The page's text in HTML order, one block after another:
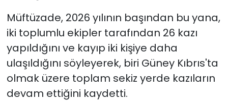
Müftüzade, 2026 yılının başından bu yana,
iki toplumlu ekipler tarafından 26 kazı
yapıldığını ve kayıp iki kişiye daha
ulaşıldığını söyleyerek, biri Güney Kıbrıs'ta
olmak üzere toplam sekiz yerde kazıların
devam ettiğini kaydetti.